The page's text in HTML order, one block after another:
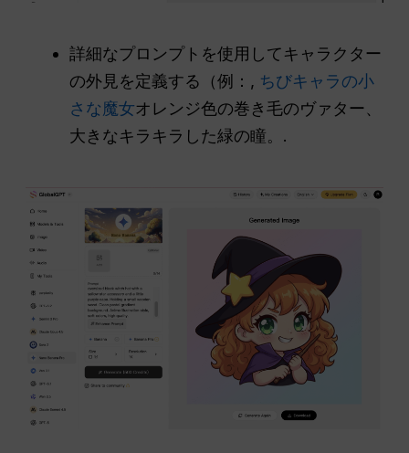
詳細なプロンプトを使用してキャラクター
の外見を定義する（例：, ちびキャラの小
さな魔女オレンジ色の巻き毛のヴァター、
大きなキラキラした緑の瞳。.